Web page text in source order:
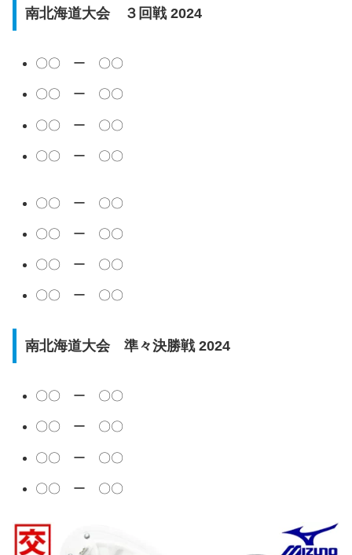
南北海道大会 ３回戦 2024
〇〇 ー 〇〇
〇〇 ー 〇〇
〇〇 ー 〇〇
〇〇 ー 〇〇
〇〇 ー 〇〇
〇〇 ー 〇〇
〇〇 ー 〇〇
〇〇 ー 〇〇
南北海道大会 準々決勝戦 2024
〇〇 ー 〇〇
〇〇 ー 〇〇
〇〇 ー 〇〇
〇〇 ー 〇〇